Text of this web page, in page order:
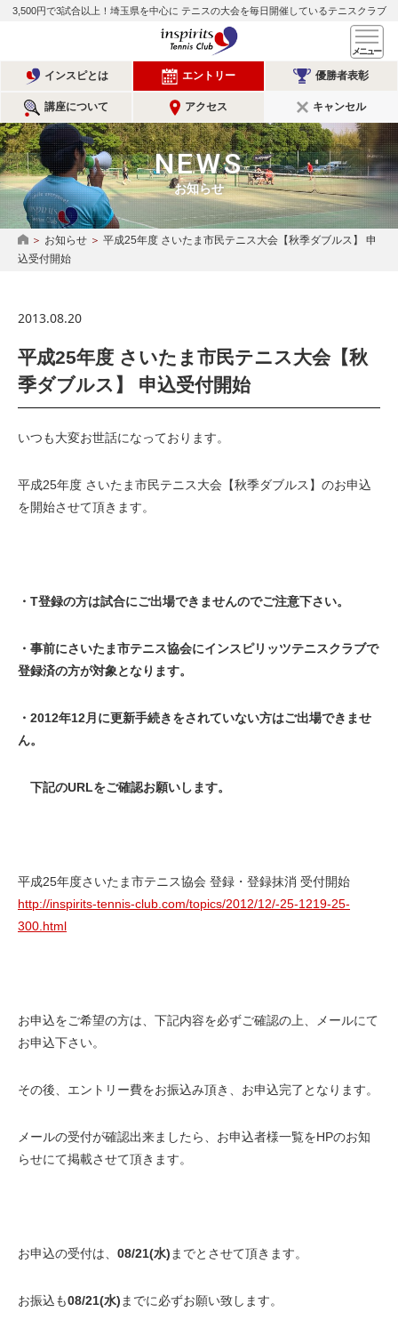
3,500円で3試合以上！埼玉県を中心に テニスの大会を毎日開催しているテニスクラブ
インスピリッツテニスクラ
インスピとは エントリー 優勝者表彰
講座について アクセス キャンセル
NEWS
お知らせ
HOMEお知らせ
平成25年度 さいたま市民テニス大会【秋季ダブルス】 申
込受付開始
2013.08.20
平成25年度 さいたま市民テニス大会【秋
季ダブルス】 申込受付開始
いつも大変お世話になっております。
平成25年度 さいたま市民テニス大会【秋季ダブルス】のお申込
を開始させて頂きます。
・T登録の方は試合にご出場できませんのでご注意下さい。
・事前にさいたま市テニス協会にインスピリッツテニスクラブで
登録済の方が対象となります。
・2012年12月に更新手続きをされていない方はご出場できませ
ん。
下記のURLをご確認お願いします。
平成25年度さいたま市テニス協会 登録・登録抹消 受付開始
http://inspirits-tennis-club.com/topics/2012/12/-25-1219-25-
300.html
お申込をご希望の方は、下記内容を必ずご確認の上、メールにて
お申込下さい。
その後、エントリー費をお振込み頂き、お申込完了となります。
メールの受付が確認出来ましたら、お申込者様一覧をHPのお知
らせにて掲載させて頂きます。
お申込の受付は、 08/21(水)までとさせて頂きます。
お振込も08/21(水)までに必ずお願い致します。